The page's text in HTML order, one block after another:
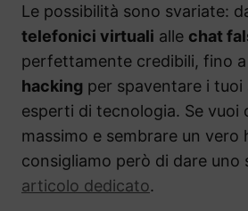
Le possibilità sono svariate:
telefonici virtuali alle chat
perfettamente credibili, fino a
hacking per spaventare i tuoi
esperti di tecnologia. Se vuoi
massimo e sembrare un vero
consigliamo però di dare uno
articolo dedicato.